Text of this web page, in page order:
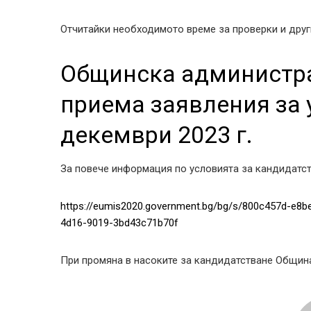
Отчитайки необходимото време за проверки и
Общинска
приема заявления за
декември 2023 г.
За повече информация по условията за
https://eumis2020.government.bg/bg/s/800c457d-
4d16-9019-3bd43c71b70f
При промяна в насоките за кандидатстване